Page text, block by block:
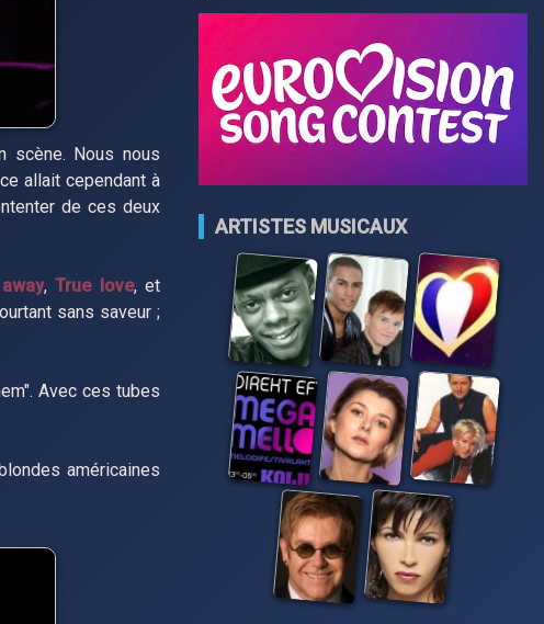
scène. Nous nous
allait cependant à
de ces deux
,True love, et
sans saveur ;
Avec ces tubes
américaines
ARTISTES MUSICAUX